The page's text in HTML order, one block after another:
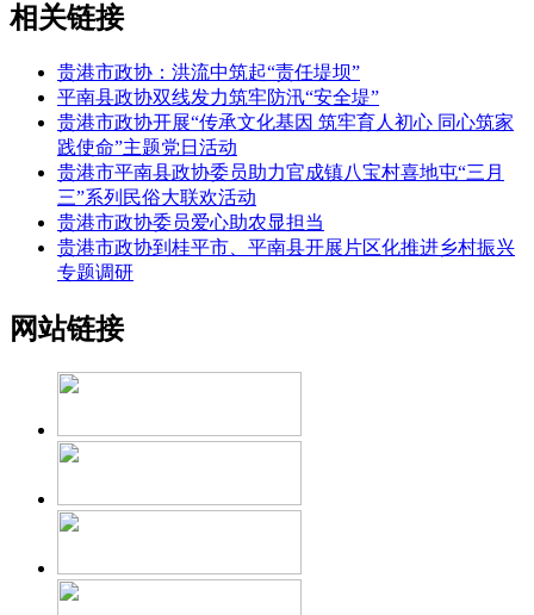
相关链接
贵港市政协：洪流中筑起“责任堤坝”
平南县政协双线发力筑牢防汛“安全堤”
贵港市政协开展“传承文化基因 筑牢育人初心 同心筑家
践使命”主题党日活动
贵港市平南县政协委员助力官成镇八宝村喜地屯“三月
三”系列民俗大联欢活动
贵港市政协委员爱心助农显担当
贵港市政协到桂平市、平南县开展片区化推进乡村振兴
专题调研
网站链接